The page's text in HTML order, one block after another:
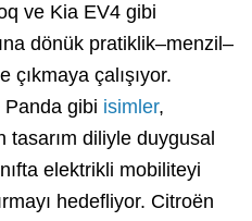
ve Kia EV4 gibi
dönük pratiklik–menzil–
çalışıyor.
gibi isimler,
diliyle duygusal
elektrikli mobiliteyi
hedefliyor. Citroën